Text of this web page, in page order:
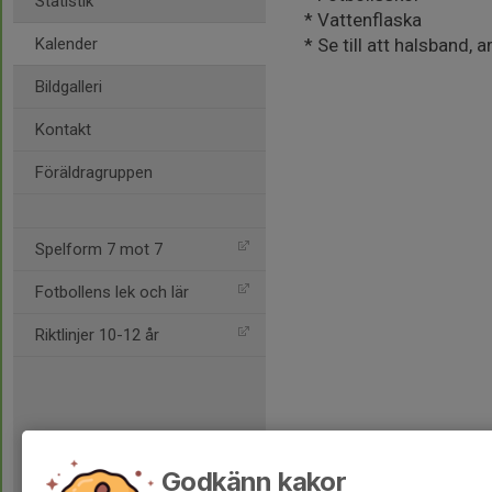
Kalender
Bildgalleri
Kontakt
Föräldragruppen
Spelform 7 mot 7
Fotbollens lek och lär
Riktlinjer 10-12 år
* Vattenflaska
* Se till att halsband,
Godkänn kakor